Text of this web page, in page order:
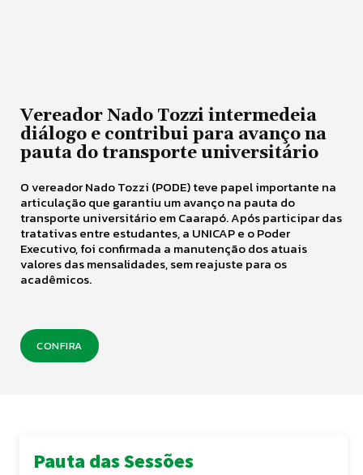
Vereador Nado Tozzi intermedeia
diálogo e contribui para avanço na
pauta do transporte universitário
O vereador Nado Tozzi (PODE) teve papel importante na
articulação que garantiu um avanço na pauta do
transporte universitário em Caarapó. Após participar das
tratativas entre estudantes, a UNICAP e o Poder
Executivo, foi confirmada a manutenção dos atuais
valores das mensalidades, sem reajuste para os
acadêmicos.
CONFIRA
Pauta das Sessões